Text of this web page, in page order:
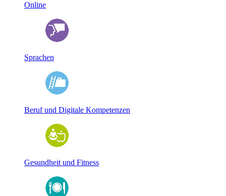
Online
Sprachen
Beruf und Digitale Kompetenzen
Gesundheit und Fitness